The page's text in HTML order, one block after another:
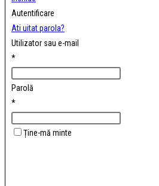
Autentificare
Ati uitat parola?
Utilizator sau e-mail
*
Parolă
*
Ține-mă minte